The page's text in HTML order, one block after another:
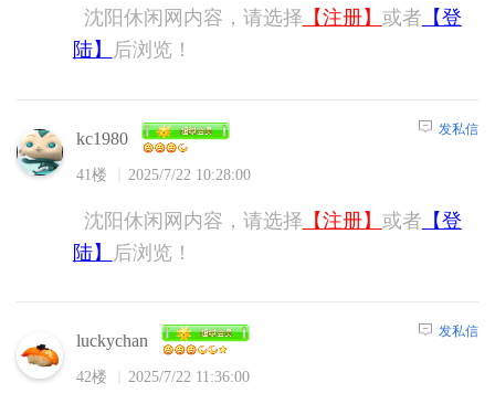
沈阳休闲网内容，请选择 【注册】 或者 【登
陆】
后浏览！
kc1980
41楼 2025/7/22 10:28:00
发私信
沈阳休闲网内容，请选择 【注册】 或者 【登
陆】
后浏览！
luckychan
42楼 2025/7/22 11:36:00
发私信